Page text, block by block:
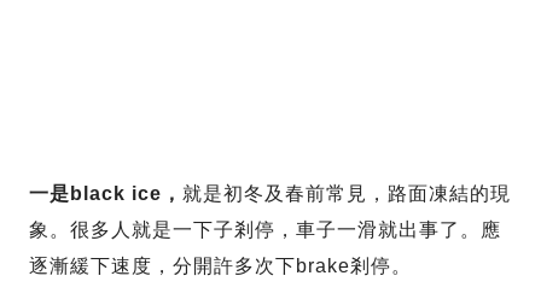
一是black ice， 就是初冬及春前常見，路面凍結的現
象。很多人就是一下子剎停，車子一滑就出事了。應
逐漸緩下速度，分開許多次下brake剎停。